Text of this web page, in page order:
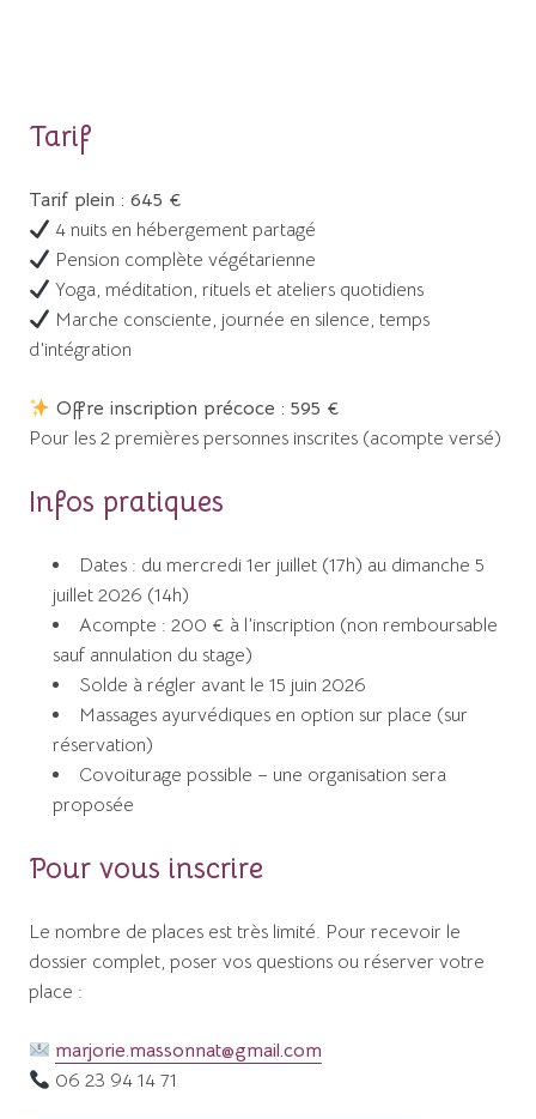
Tarif
Tarif plein : 645 €
4 nuits en hébergement partagé
Pension complète végétarienne
Yoga, méditation, rituels et ateliers quotidiens
Marche consciente, journée en silence, temps
d’intégration
Offre inscription précoce : 595 €
Pour les 2 premières personnes inscrites (acompte versé)
Infos pratiques
Dates : du mercredi 1er juillet (17h) au dimanche 5
juillet 2026 (14h)
Acompte : 200 € à l’inscription (non remboursable
sauf annulation du stage)
Solde à régler avant le 15 juin 2026
Massages ayurvédiques en option sur place (sur
réservation)
Covoiturage possible – une organisation sera
proposée
Pour vous inscrire
Le nombre de places est très limité. Pour recevoir le
dossier complet, poser vos questions ou réserver votre
place :
marjorie.massonnat@gmail.com
06 23 94 14 71